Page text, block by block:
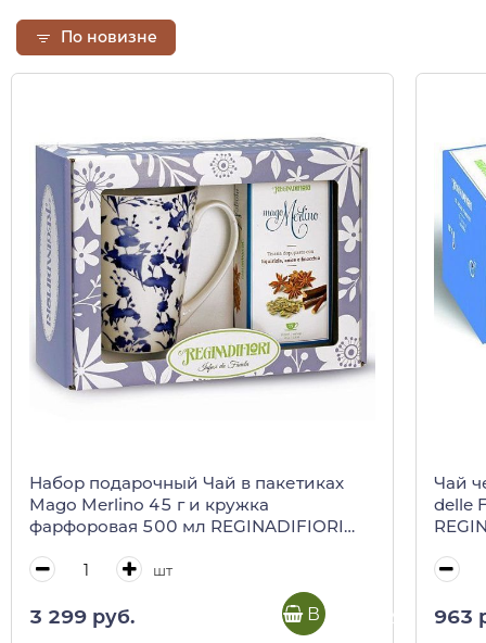
По новизне
Набор подарочный Чай в пакетиках
Mago Merlino 45 г и кружка
фарфоровая 500 мл REGINADIFIORI
шт
3 299 руб. В корзину
Чай
delle
963